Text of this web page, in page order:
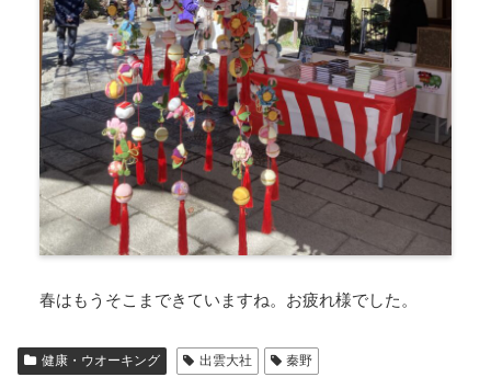
春はもうそこまできていますね。お疲れ様でした。
健康・ウオーキング 出雲大社 秦野